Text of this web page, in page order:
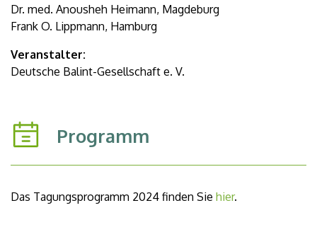
Dr. med. Anousheh Heimann, Magdeburg
Frank O. Lippmann, Hamburg
Veranstalter:
Deutsche Balint-Gesellschaft e. V.
Programm
Das Tagungsprogramm 2024 finden Sie hier.